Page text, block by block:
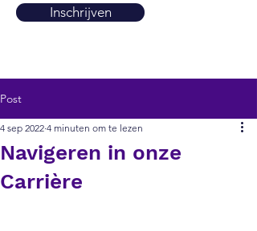
Inschrijven
Post
Navigeren in onze
Carrière
4 sep 2022 4 minuten om te lezen